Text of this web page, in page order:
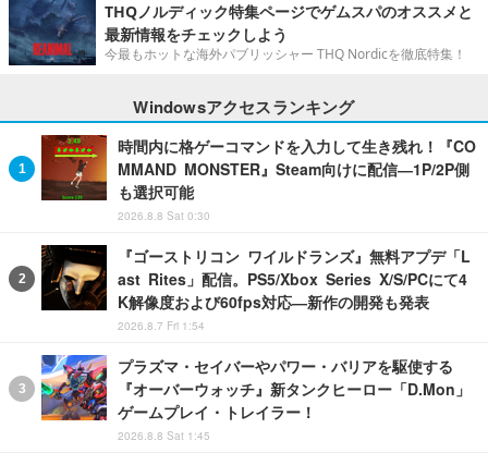
THQノルディック特集ページでゲムスパのオススメと
最新情報をチェックしよう
今最もホットな海外パブリッシャー THQ Nordicを徹底特集！
Windowsアクセスランキング
時間内に格ゲーコマンドを入力して生き残れ！『CO
MMAND MONSTER』Steam向けに配信―1P/2P側
も選択可能
2026.8.8 Sat 0:30
『ゴーストリコン ワイルドランズ』無料アプデ「L
ast Rites」配信。PS5/Xbox Series X/S/PCにて4
K解像度および60fps対応―新作の開発も発表
2026.8.7 Fri 1:54
プラズマ・セイバーやパワー・バリアを駆使する
『オーバーウォッチ』新タンクヒーロー「D.Mon」
ゲームプレイ・トレイラー！
2026.8.8 Sat 1:45